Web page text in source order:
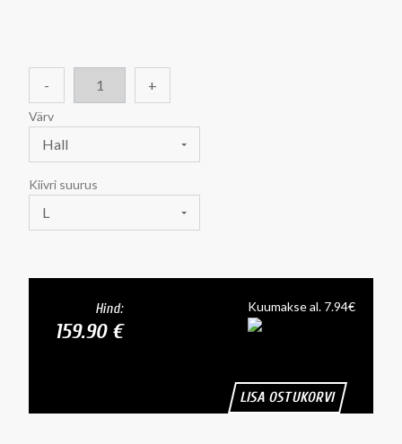
- +
Värv
Hall
Kiivri suurus
L
Hind:
159.90 €
Kuumakse al. 7.94€
LISA OSTUKORVI